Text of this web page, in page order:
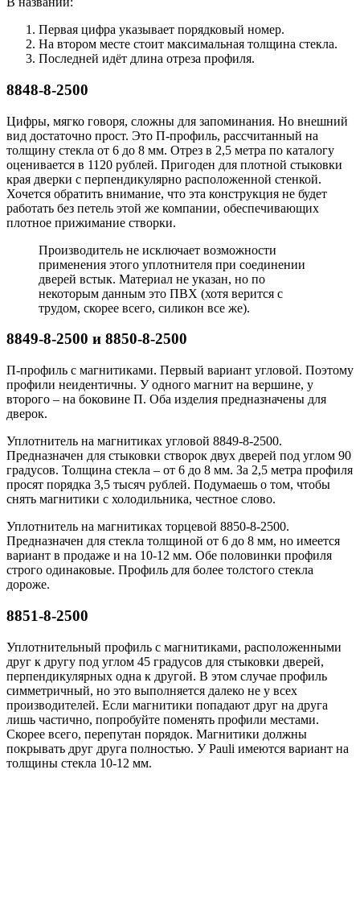
Первая цифра указывает порядковый номер.
На втором месте стоит максимальная толщина стекла.
Последней идёт длина отреза профиля.
8848-8-2500
Цифры, мягко говоря, сложны для запоминания. Но внешний
вид достаточно прост. Это П-профиль, рассчитанный на
толщину стекла от 6 до 8 мм. Отрез в 2,5 метра по каталогу
оценивается в 1120 рублей. Пригоден для плотной стыковки
края дверки с перпендикулярно расположенной стенкой.
Хочется обратить внимание, что эта конструкция не будет
работать без петель этой же компании, обеспечивающих
плотное прижимание створки.
Производитель не исключает возможности
применения этого уплотнителя при соединении
дверей встык. Материал не указан, но по
некоторым данным это ПВХ (хотя верится с
трудом, скорее всего, силикон все же).
8849-8-2500 и 8850-8-2500
П-профиль с магнитиками. Первый вариант угловой. Поэтому
профили неидентичны. У одного магнит на вершине, у
второго – на боковине П. Оба изделия предназначены для
дверок.
Уплотнитель на магнитиках угловой 8849-8-2500.
Предназначен для стыковки створок двух дверей под углом 90
градусов. Толщина стекла – от 6 до 8 мм. За 2,5 метра профиля
просят порядка 3,5 тысяч рублей. Подумаешь о том, чтобы
снять магнитики с холодильника, честное слово.
Уплотнитель на магнитиках торцевой 8850-8-2500.
Предназначен для стекла толщиной от 6 до 8 мм, но имеется
вариант в продаже и на 10-12 мм. Обе половинки профиля
строго одинаковые. Профиль для более толстого стекла
дороже.
8851-8-2500
Уплотнительный профиль с магнитиками, расположенными
друг к другу под углом 45 градусов для стыковки дверей,
перпендикулярных одна к другой. В этом случае профиль
симметричный, но это выполняется далеко не у всех
производителей. Если магнитики попадают друг на друга
лишь частично, попробуйте поменять профили местами.
Скорее всего, перепутан порядок. Магнитики должны
покрывать друг друга полностью. У Pauli имеются вариант на
толщины стекла 10-12 мм.